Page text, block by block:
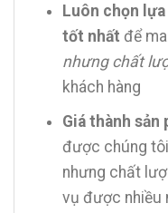
Luôn chọn
tốt nhất để
nhưng chất
khách hàng
Giá thành
được chúng
nhưng chất
vụ được nhiều